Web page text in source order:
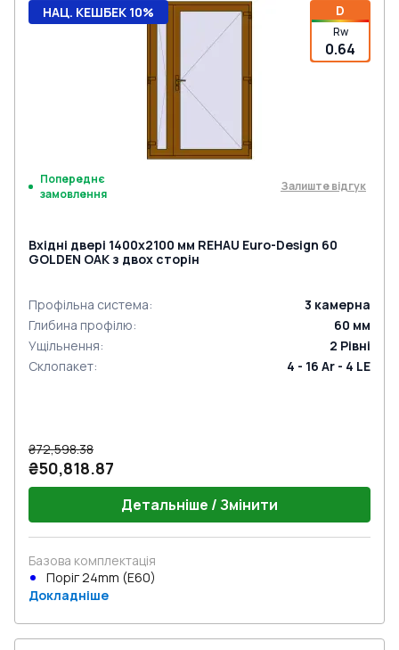
D
Rw
0.64
НАЦ. КЕШБЕК 10%
Попереднє
замовлення
Залиште відгук
Вхідні двері 1400x2100 мм REHAU Euro-Design 60
GOLDEN OAK з двох сторін
Профільна система: 3 камерна
Глибина профілю: 60 мм
Ущільнення: 2 Рівні
Склопакет: 4 - 16 Ar - 4 LE
₴72,598.38
₴50,818.87
Детальніше / Змінити
Базова комплектація
Поріг 24mm (E60)
Докладніше